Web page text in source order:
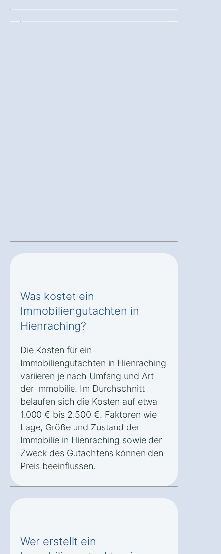
Was kostet ein
Immobiliengutachten in
Hienraching?
Die Kosten für ein
Immobiliengutachten in Hienraching
variieren je nach Umfang und Art
der Immobilie. Im Durchschnitt
belaufen sich die Kosten auf etwa
1.000 € bis 2.500 €. Faktoren wie
Lage, Größe und Zustand der
Immobilie in Hienraching sowie der
Zweck des Gutachtens können den
Preis beeinflussen.
Wer erstellt ein